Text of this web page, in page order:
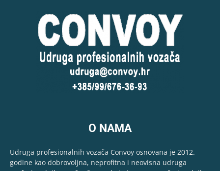
O NAMA
Udruga profesionalnih vozača Convoy osnovana je 2012.
godine kao dobrovoljna, neprofitna i neovisna udruga